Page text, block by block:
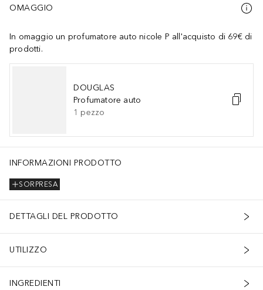
OMAGGIO
In omaggio un profumatore auto nicole P all'acquisto di 69€ di
prodotti.
DOUGLAS
Profumatore auto
1 pezzo
INFORMAZIONI PRODOTTO
SORPRESA
DETTAGLI DEL PRODOTTO
UTILIZZO
INGREDIENTI